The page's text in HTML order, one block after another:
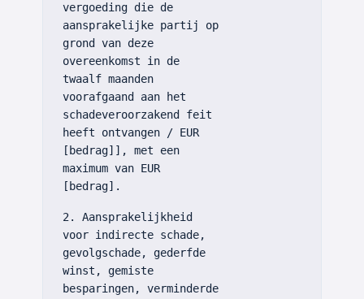
vergoeding die de
aansprakelijke partij op
grond van deze
overeenkomst in de
twaalf maanden
voorafgaand aan het
schadeveroorzakend feit
heeft ontvangen / EUR
[bedrag]], met een
maximum van EUR
[bedrag].
2. Aansprakelijkheid
voor indirecte schade,
gevolgschade, gederfde
winst, gemiste
besparingen, verminderde